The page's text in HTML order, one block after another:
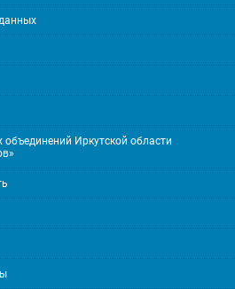
Иркутской области